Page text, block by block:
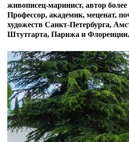
живописец-маринист, автор
Профессор, академик, меценат,
художеств Санкт-Петербурга,
Штутгарта, Парижа и Флоренции.